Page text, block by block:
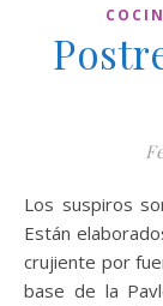
Los suspiros son un postre delicioso y fácil de preparar.
Están
crujiente por
base de la